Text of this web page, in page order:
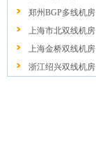
郑州BGP多线机房
上海市北双线机房
上海金桥双线机房
浙江绍兴双线机房